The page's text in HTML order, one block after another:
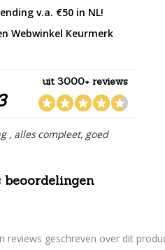
v.a. €50 in NL!
Webwinkel Keurmerk
uit 3000+ reviews
, alles compleet, goed
beoordelingen
reviews geschreven over dit